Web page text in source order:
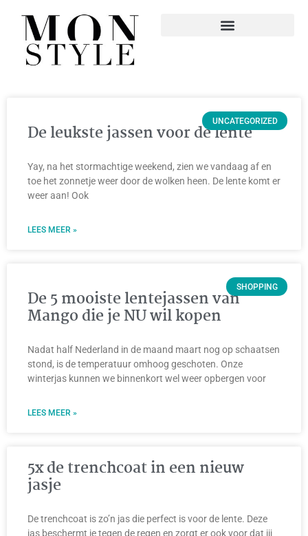
UNCATEGORIZED
De leukste jassen voor de lente
Yay, na het stormachtige weekend, zien we vandaag af en
toe het zonnetje weer door de wolken heen. De lente komt er
weer aan! Ook
LEES MEER »
SHOPPING
De 5 mooiste lentejassen van
Mango die je NU wil kopen
Nadat half Nederland in de maand maart nog op schaatsen
stond, is de temperatuur omhoog geschoten. Onze
winterjas kunnen we binnenkort wel weer opbergen voor
LEES MEER »
5x de trenchcoat in een nieuw
jasje
De trenchcoat is zo’n jas die perfect is voor de lente. Deze
jas beschermt je tegen de regen en zorgt er ook voor dat jij